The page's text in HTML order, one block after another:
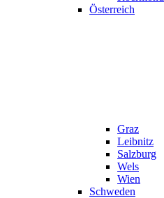
Österreich
Graz
Leibnitz
Salzburg
Wels
Wien
Schweden